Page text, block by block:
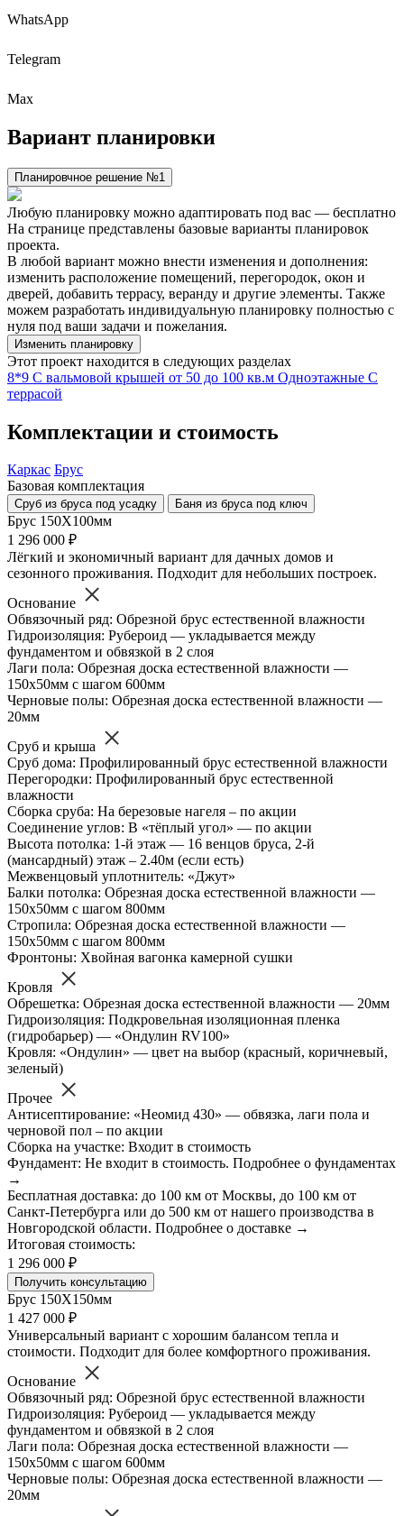
WhatsApp
Telegram
Max
Вариант планировки
Планировчное решение №1
Любую планировку можно адаптировать под вас — бесплатно
На странице представлены базовые варианты планировок
проекта.
В любой вариант можно внести изменения и дополнения:
изменить расположение помещений, перегородок, окон и
дверей, добавить террасу, веранду и другие элементы. Также
можем разработать индивидуальную планировку полностью с
нуля под ваши задачи и пожелания.
Изменить планировку
Этот проект находится в следующих разделах
8*9 С вальмовой крышей от 50 до 100 кв.м Одноэтажные С
террасой
Комплектации и стоимость
Каркас Брус
Базовая комплектация
Сруб из бруса под усадку Баня из бруса под ключ
Брус 150Х100мм
1 296 000 ₽
Лёгкий и экономичный вариант для дачных домов и
сезонного проживания. Подходит для небольших построек.
Основание
Обвязочный ряд: Обрезной брус естественной влажности
Гидроизоляция: Рубероид — укладывается между
фундаментом и обвязкой в 2 слоя
Лаги пола: Обрезная доска естественной влажности —
150х50мм с шагом 600мм
Черновые полы: Обрезная доска естественной влажности —
20мм
Сруб и крыша
Сруб дома: Профилированный брус естественной влажности
Перегородки: Профилированный брус естественной
влажности
Сборка сруба: На березовые нагеля – по акции
Соединение углов: В «тёплый угол» — по акции
Высота потолка: 1-й этаж — 16 венцов бруса, 2-й
(мансардный) этаж – 2.40м (если есть)
Межвенцовый уплотнитель: «Джут»
Балки потолка: Обрезная доска естественной влажности —
150х50мм с шагом 800мм
Стропила: Обрезная доска естественной влажности —
150х50мм с шагом 800мм
Фронтоны: Хвойная вагонка камерной сушки
Кровля
Обрешетка: Обрезная доска естественной влажности — 20мм
Гидроизоляция: Подкровельная изоляционная пленка
(гидробарьер) — «Ондулин RV100»
Кровля: «Ондулин» — цвет на выбор (красный, коричневый,
зеленый)
Прочее
Антисептирование: «Неомид 430» — обвязка, лаги пола и
черновой пол – по акции
Сборка на участке: Входит в стоимость
Фундамент: Не входит в стоимость. Подробнее о фундаментах
→
Бесплатная доставка: до 100 км от Москвы, до 100 км от
Санкт-Петербурга или до 500 км от нашего производства в
Новгородской области. Подробнее о доставке →
Итоговая стоимость:
1 296 000 ₽
Получить консультацию
Брус 150Х150мм
1 427 000 ₽
Универсальный вариант с хорошим балансом тепла и
стоимости. Подходит для более комфортного проживания.
Основание
Обвязочный ряд: Обрезной брус естественной влажности
Гидроизоляция: Рубероид — укладывается между
фундаментом и обвязкой в 2 слоя
Лаги пола: Обрезная доска естественной влажности —
150х50мм с шагом 600мм
Черновые полы: Обрезная доска естественной влажности —
20мм